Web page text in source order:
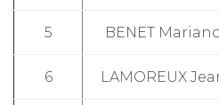
5 BENET
6 LAMOREUX